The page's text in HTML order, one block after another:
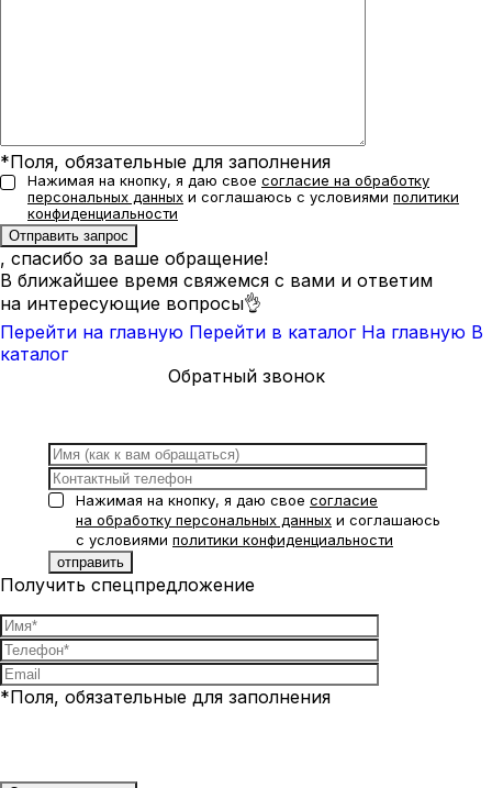
*Поля, обязательные для заполнения
Нажимая на кнопку, я даю свое согласие на обработку
персональных данных и соглашаюсь с условиями политики
конфиденциальности
, спасибо за ваше обращение!
В ближайшее время свяжемся с вами и ответим
на интересующие вопросы👌
Перейти на главную Перейти в каталог На главную В
каталог
Обратный звонок
Нажимая на кнопку, я даю свое согласие
на обработку персональных данных и соглашаюсь
с условиями политики конфиденциальности
Получить спецпредложение
*Поля, обязательные для заполнения